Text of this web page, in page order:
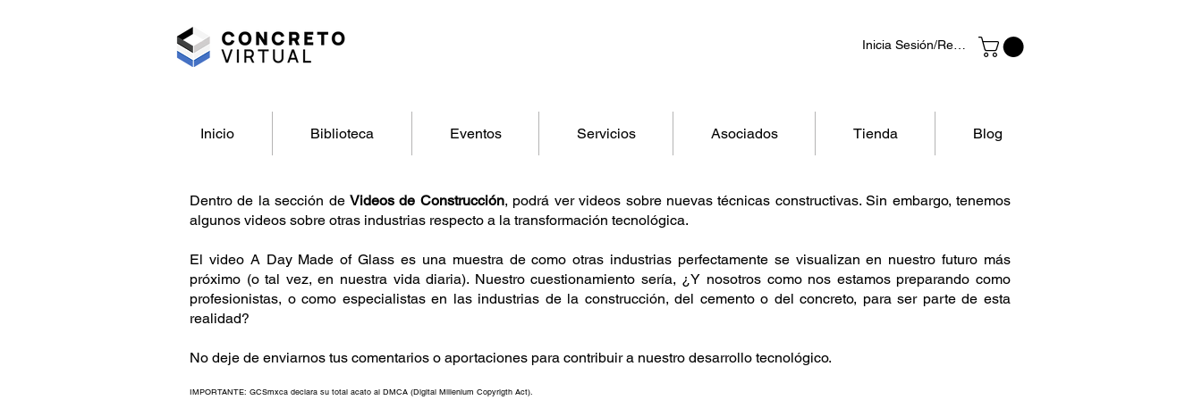
Inicia Sesión/Regístrate
Inicio Biblioteca Eventos Servicios Asociados Tienda Blog
Dentro de la sección deVideos de Construcción, podrá ver videos sobre nuevas técnicas constructivas. Sin embargo, tenemos
algunos videos sobre otras industrias respecto a la transformación tecnológica.
El video A Day Made of Glass es una muestra de como otras industrias perfectamente se visualizan en nuestro futuro más
próximo (o tal vez, en nuestra vida diaria). Nuestro cuestionamiento sería, ¿Y nosotros como nos estamos preparando como
profesionistas, o como especialistas en las industrias de la construcción, del cemento o del concreto, para ser parte de esta
realidad?
No deje de enviarnos tus comentarios o aportaciones para contribuir a nuestro desarrollo tecnológico.
IMPORTANTE: GCSmxca declara su total acato al DMCA (Digital Millenium Copyrigth Act).